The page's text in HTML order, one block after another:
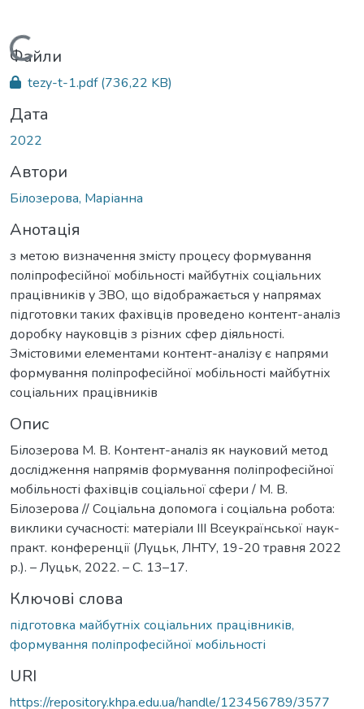
Вантажиться...
Файли
tezy-t-1.pdf(736,22 KB)
Дата
2022
Автори
Білозерова, Маріанна
Анотація
з метою визначення змісту процесу формування
поліпрофесійної мобільності майбутніх соціальних
працівників у ЗВО, що відображається у напрямах
підготовки таких фахівців проведено контент-аналіз
доробку науковців з різних сфер діяльності.
Змістовими елементами контент-аналізу є напрями
формування поліпрофесійної мобільності майбутніх
соціальних працівників
Опис
Білозерова М. В. Контент-аналіз як науковий метод
дослідження напрямів формування поліпрофесійної
мобільності фахівців соціальної сфери / М. В.
Білозерова // Соціальна допомога і соціальна робота:
виклики сучасності: матеріали ІІІ Всеукраїнської наук-
практ. конференції (Луцьк, ЛНТУ, 19-20 травня 2022
р.). – Луцьк, 2022. – С. 13–17.
Ключові слова
підготовка майбутніх соціальних працівників,
формування поліпрофесійної мобільності
URI
https://repository.khpa.edu.ua/handle/123456789/3577